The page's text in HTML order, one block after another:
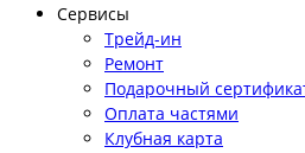
Сервисы
Трейд-ин
Ремонт
Подарочный
Оплата частями
Клубная карта